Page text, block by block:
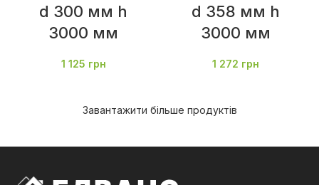
d 300 мм h
3000 мм
1 125 грн
d 358 мм h
3000 мм
1 272 грн
Завантажити більше продуктів